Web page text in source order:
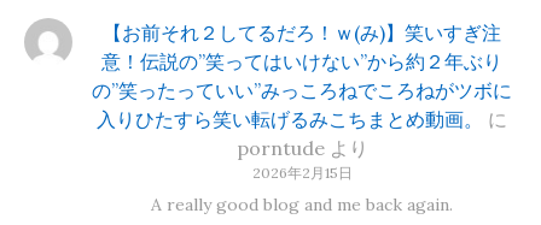
【お前それ２してるだろ！ｗ(み)】笑いすぎ注
意！伝説の”笑ってはいけない”から約２年ぶり
の”笑ったっていい”みっころねでころねがツボに
入りひたすら笑い転げるみこちまとめ動画。
に
porntudeより
2026年2月15日
A really good blog and me back again.